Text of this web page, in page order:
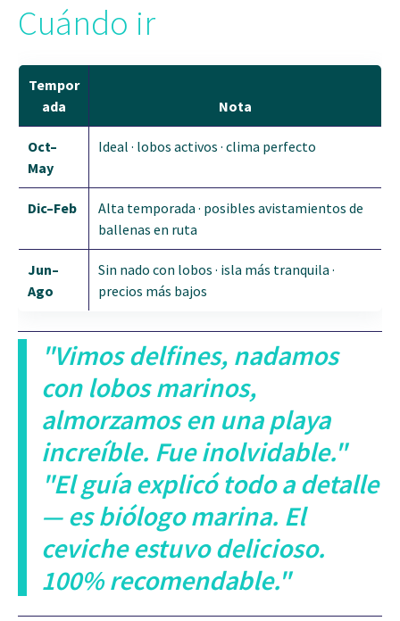
Cuándo ir
Tempor
ada
Nota
Oct–
May
Ideal · lobos activos · clima perfecto
Dic–Feb
Alta temporada · posibles avistamientos de
ballenas en ruta
Jun–
Ago
Sin nado con lobos · isla más tranquila ·
precios más bajos
"Vimos delfines, nadamos
con lobos marinos,
almorzamos en una playa
increíble. Fue inolvidable."
"El guía explicó todo a detalle
— es biólogo marina. El
ceviche estuvo delicioso.
100% recomendable."